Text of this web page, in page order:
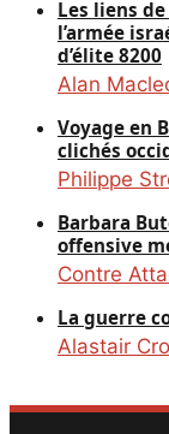
Les liens
l’armée
d’élite 8200
Alan
Voyage en
clichés
Philippe
Barbara
offensive
Contre
La guerre
Alastair